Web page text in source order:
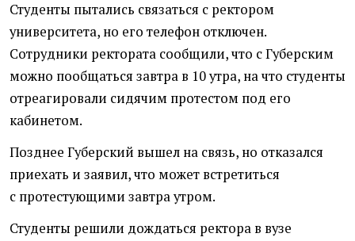
Студенты пытались связаться с ректором
университета, но его телефон отключен.
Сотрудники ректората сообщили, что с Губерским
можно пообщаться завтра в 10 утра, на что студенты
отреагировали сидячим протестом под его
кабинетом.
Позднее Губерский вышел на связь, но отказался
приехать и заявил, что может встретиться
с протестующими завтра утром.
Студенты решили дождаться ректора в вузе